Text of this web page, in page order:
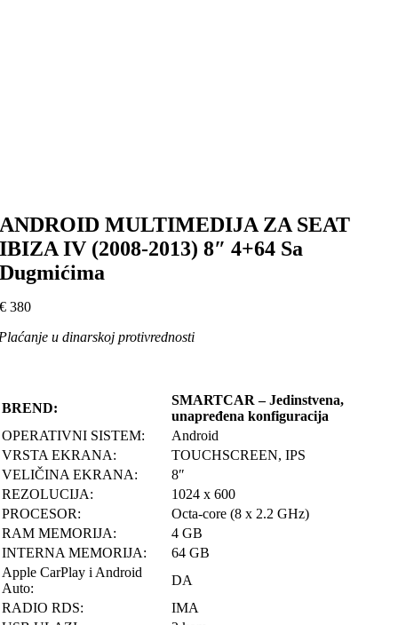
ANDROID MULTIMEDIJA ZA SEAT
IBIZA IV (2008-2013) 8″ 4+64 Sa
Dugmićima
€ 380
u dinarskoj protivrednosti
BREND:
SMARTCAR – Jedinstvena,
unapređena konfiguracija
OPERATIVNI SISTEM:
Android
VRSTA EKRANA:
TOUCHSCREEN, IPS
VELIČINA EKRANA:
8″
REZOLUCIJA:
1024 x 600
PROCESOR:
Octa-core (8 x 2.2 GHz)
RAM MEMORIJA:
4 GB
INTERNA MEMORIJA:
64 GB
Apple CarPlay i Android
Auto:
DA
RADIO RDS:
IMA